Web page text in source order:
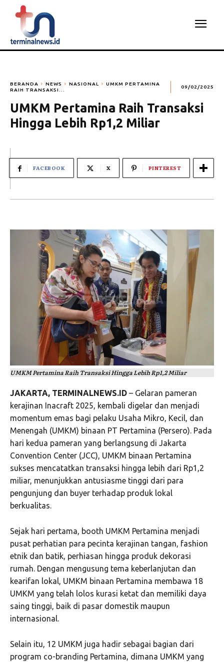
BERANDA NEWS NASIONAL
UMKM PERTAMINA
RAIH TRANSAKSI...
09/02/2025
UMKM Pertamina Raih Transaksi
Hingga Lebih Rp1,2 Miliar
FACEBOOK X PINTEREST
UMKM Pertamina Raih Transaksi Hingga Lebih Rp1,2 Miliar
JAKARTA, TERMINALNEWS.ID – Gelaran pameran
kerajinan Inacraft 2025, kembali digelar dan menjadi
momentum emas bagi pelaku Usaha Mikro, Kecil, dan
Menengah (UMKM) binaan PT Pertamina (Persero). Pada
hari kedua pameran yang berlangsung di Jakarta
Convention Center (JCC), UMKM binaan Pertamina
sukses mencatatkan transaksi hingga lebih dari Rp1,2
miliar, menunjukkan antusiasme tinggi dari para
pengunjung dan buyer terhadap produk lokal
berkualitas.
Sejak hari pertama, booth UMKM Pertamina menjadi
pusat perhatian para pecinta kerajinan tangan, fashion
etnik dan batik, perhiasan hingga produk dekorasi
rumah. Dengan mengusung tema keberlanjutan dan
kearifan lokal, UMKM binaan Pertamina membawa 18
UMKM yang telah lolos kurasi ketat dan memiliki daya
saing tinggi, baik di pasar domestik maupun
internasional.
Selain itu, 12 UMKM juga hadir sebagai bagian dari
program co-branding Pertamina, dimana UMKM yang